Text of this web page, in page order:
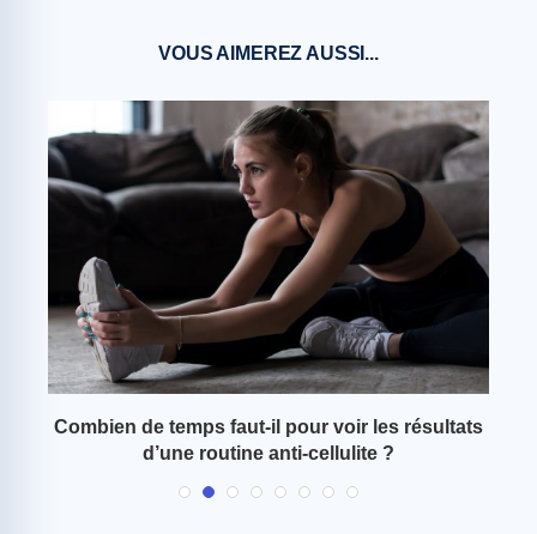
VOUS AIMEREZ AUSSI...
Combien de temps faut-il pour voir les résultats
d’une routine anti-cellulite ?